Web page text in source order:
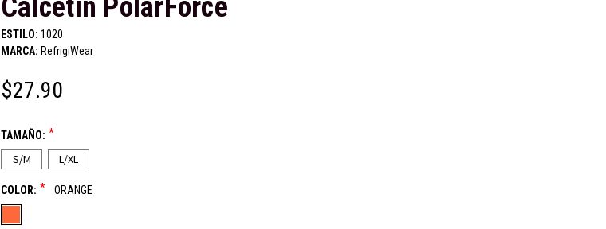
Calcetín PolarForce
ESTILO: 1020
MARCA: RefrigiWear
$27.90
TAMAÑO: *
S/M L/XL
COLOR: * ORANGE